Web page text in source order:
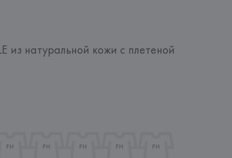
из натуральной кожи с плетеной